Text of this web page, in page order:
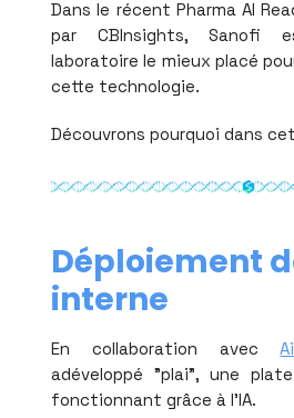
Dans le récent Pharma AI
par CBInsights, Sanofi
laboratoire le mieux placé
cette technologie.
Découvrons pourquoi dans
Déploiement
interne
En collaboration avec
adéveloppé "plai", une
fonctionnant grâce à l'IA.